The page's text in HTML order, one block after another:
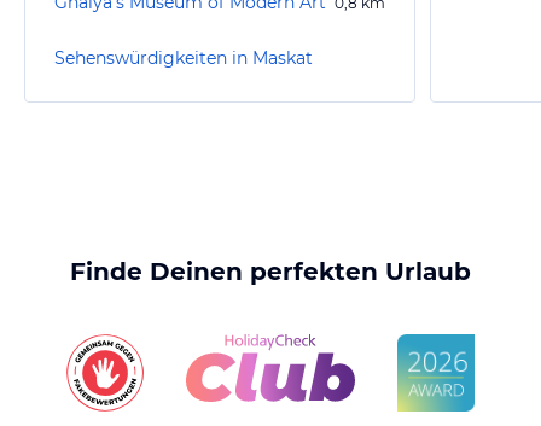
Sehenswürdigkeiten in Maskat
Finde Deinen perfekten Urlaub